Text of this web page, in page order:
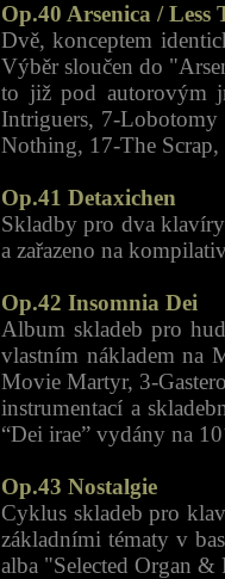
Op.40 Arsenica / Less
Dvě, konceptem
Výběr sloučen do
to již pod autorovým
Intriguers, 7-
Nothing, 17-The
Op.41 Detaxichen
Skladby pro dva
a zařazeno na
Op.42 Insomnia Dei
Album skladeb pro
vlastním nákladem na
Movie Martyr, 3-
instrumentací a
“Dei irae” vydány na
Op.43 Nostalgie
Cyklus skladeb pro
základními tématy v
alba "Selected Organ